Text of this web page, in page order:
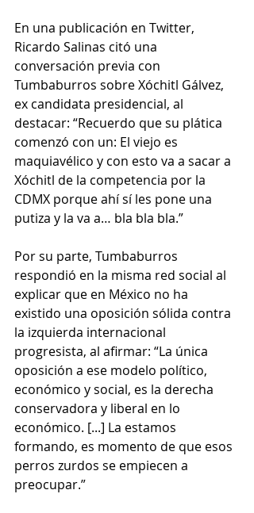
En una publicación en Twitter,
Ricardo Salinas citó una
conversación previa con
Tumbaburros sobre Xóchitl Gálvez,
ex candidata presidencial, al
destacar: “Recuerdo que su plática
comenzó con un: El viejo es
maquiavélico y con esto va a sacar a
Xóchitl de la competencia por la
CDMX porque ahí sí les pone una
putiza y la va a… bla bla bla.”
Por su parte, Tumbaburros
respondió en la misma red social al
explicar que en México no ha
existido una oposición sólida contra
la izquierda internacional
progresista, al afirmar: “La única
oposición a ese modelo político,
económico y social, es la derecha
conservadora y liberal en lo
económico. [...] La estamos
formando, es momento de que esos
perros zurdos se empiecen a
preocupar.”